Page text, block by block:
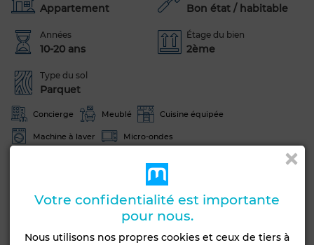
Appartement Bon état / habitable
Années
10-20 ans
Étage du bien
2ème
Type du sol
Parquet
Concierge Meublé Cuisine équipée
Machine à laver Micro-ondes
Votre confidentialité est importante
pour nous.
Nous utilisons nos propres cookies et ceux de tiers à